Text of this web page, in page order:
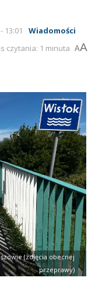
13:01
Wiadomości
czytania: 1 minuta AA
(zdjęcia obecnej
przeprawy)